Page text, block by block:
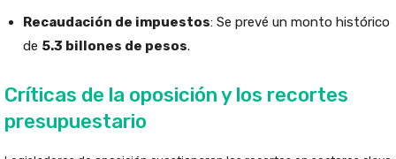
Recaudación de impuestos: Se prevé un monto histórico
de 5.3 billones de pesos.
Críticas de la oposición y los recortes
presupuestario